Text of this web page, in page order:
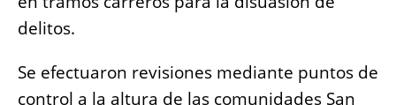
delitos.
Se efectuaron revisiones mediante puntos de
control a la altura de las comunidades San